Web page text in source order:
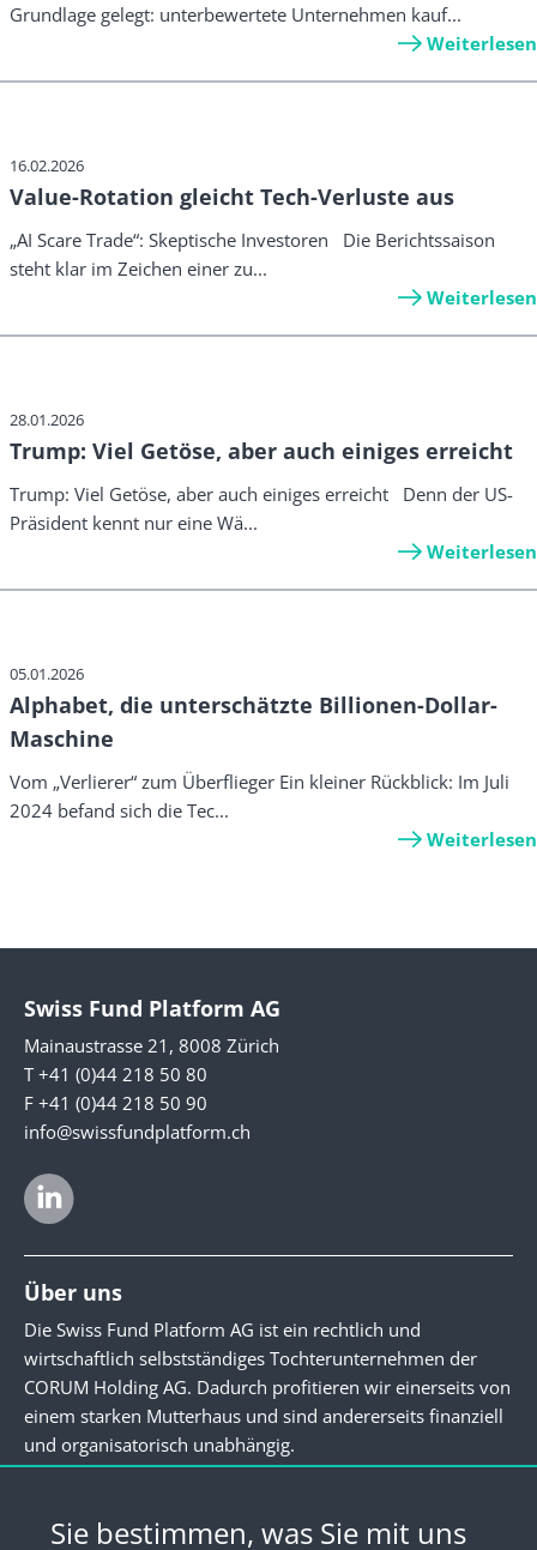
Grundlage gelegt: unterbewertete Unternehmen kauf...
Weiterlesen
16.02.2026
Value-Rotation gleicht Tech-Verluste aus
„AI Scare Trade“: Skeptische Investoren Die Berichtssaison
steht klar im Zeichen einer zu...
Weiterlesen
28.01.2026
Trump: Viel Getöse, aber auch einiges erreicht
Trump: Viel Getöse, aber auch einiges erreicht Denn der US-
Präsident kennt nur eine Wä...
Weiterlesen
05.01.2026
Alphabet, die unterschätzte Billionen-Dollar-
Maschine
Vom „Verlierer“ zum Überflieger Ein kleiner Rückblick: Im Juli
2024 befand sich die Tec...
Weiterlesen
Swiss Fund Platform AG
Mainaustrasse 21, 8008 Zürich
T +41 (0)44 218 50 80
F +41 (0)44 218 50 90
info@swissfundplatform.ch
Über uns
Die Swiss Fund Platform AG ist ein rechtlich und
wirtschaftlich selbstständiges Tochterunternehmen der
CORUM Holding AG. Dadurch profitieren wir einerseits von
einem starken Mutterhaus und sind andererseits finanziell
und organisatorisch unabhängig.
Newsletter
Sie bestimmen, was Sie mit uns